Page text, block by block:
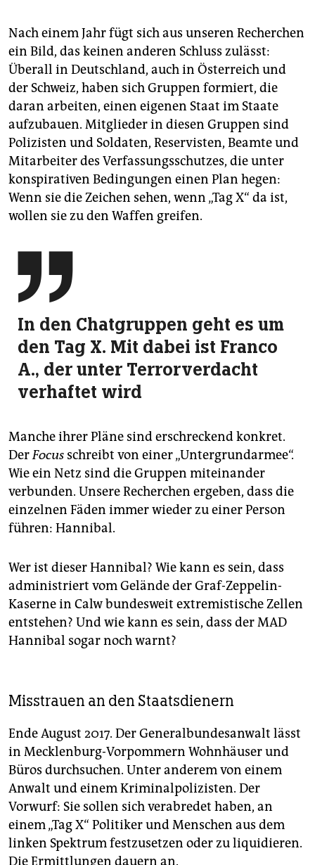
Nach einem Jahr fügt sich aus unseren Recherchen
ein Bild, das keinen anderen Schluss zulässt:
Überall in Deutschland, auch in Österreich und
der Schweiz, haben sich Gruppen formiert, die
daran arbeiten, einen eigenen Staat im Staate
aufzubauen. Mitglieder in diesen Gruppen sind
Polizisten und Soldaten, Reservisten, Beamte und
Mitarbeiter des Verfassungsschutzes, die unter
konspirativen Bedingungen einen Plan hegen:
Wenn sie die Zeichen sehen, wenn „Tag X“ da ist,
wollen sie zu den Waffen greifen.

In den Chatgruppen geht es um
den Tag X. Mit dabei ist Franco
A., der unter Terrorverdacht
verhaftet wird
Manche ihrer Pläne sind erschreckend konkret.
DerFocus schreibt von einer „Untergrundarmee“.
Wie ein Netz sind die Gruppen miteinander
verbunden. Unsere Recherchen ergeben, dass die
einzelnen Fäden immer wieder zu einer Person
führen: Hannibal.
Wer ist dieser Hannibal? Wie kann es sein, dass
administriert vom Gelände der Graf-Zeppelin-
Kaserne in Calw bundesweit extremistische Zellen
entstehen? Und wie kann es sein, dass der MAD
Hannibal sogar noch warnt?
Misstrauen an den Staatsdienern
Ende August 2017. Der Generalbundesanwalt lässt
in Mecklenburg-Vorpommern Wohnhäuser und
Büros durchsuchen. Unter anderem von einem
Anwalt und einem Kriminalpolizisten. Der
Vorwurf: Sie sollen sich verabredet haben, an
einem „Tag X“ Politiker und Menschen aus dem
linken Spektrum festzusetzen oder zu liquidieren.
Die Ermittlungen dauern an.